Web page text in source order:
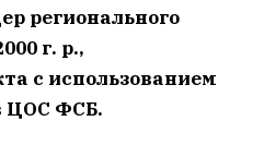
регионального
г. р.,
с использованием
ЦОС ФСБ.